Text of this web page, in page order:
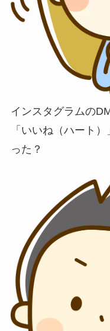
インスタグラムの
「いいね（ハート
った？